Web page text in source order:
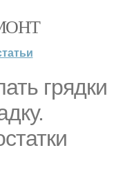
грядки